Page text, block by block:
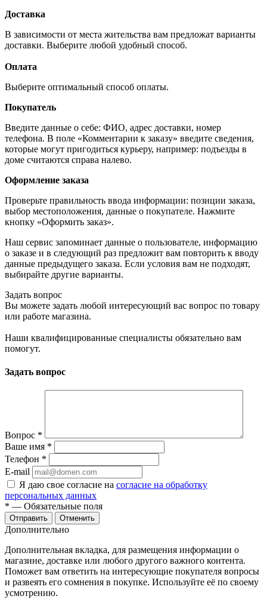
Доставка
В зависимости от места жительства вам предложат варианты
доставки. Выберите любой удобный способ.
Оплата
Выберите оптимальный способ оплаты.
Покупатель
Введите данные о себе: ФИО, адрес доставки, номер
телефона. В поле «Комментарии к заказу» введите сведения,
которые могут пригодиться курьеру, например: подъезды в
доме считаются справа налево.
Оформление заказа
Проверьте правильность ввода информации: позиции заказа,
выбор местоположения, данные о покупателе. Нажмите
кнопку «Оформить заказ».
Наш сервис запоминает данные о пользователе, информацию
о заказе и в следующий раз предложит вам повторить к вводу
данные предыдущего заказа. Если условия вам не подходят,
выбирайте другие варианты.
Задать вопрос
Вы можете задать любой интересующий вас вопрос по товару
или работе магазина.
Наши квалифицированные специалисты обязательно вам
помогут.
Задать вопрос
Вопрос *
Ваше имя *
Телефон *
E-mail
Я даю свое согласие на согласие на обработку
персональных данных
* — Обязательные поля
Отменить
Дополнительно
Дополнительная вкладка, для размещения информации о
магазине, доставке или любого другого важного контента.
Поможет вам ответить на интересующие покупателя вопросы
и развеять его сомнения в покупке. Используйте её по своему
усмотрению.